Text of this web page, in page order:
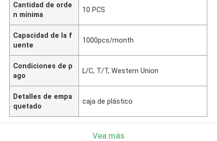
Cantidad de orde
n mínima
10 PCS
Capacidad de la f
uente
1000pcs/month
Condiciones de p
ago
L/C, T/T, Western Union
Detalles de empa
quetado
caja de plástico
Vea más